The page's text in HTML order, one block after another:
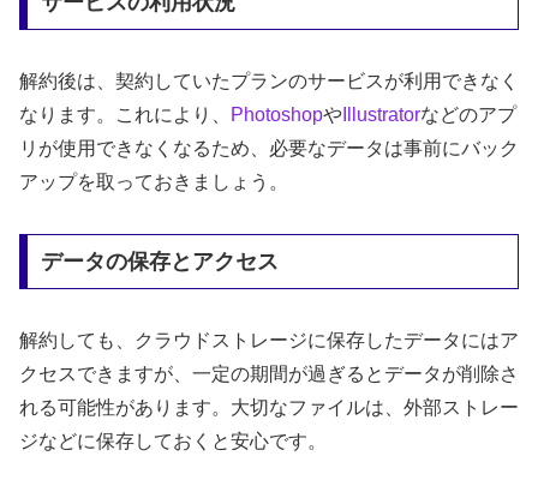
解約後は、契約していたプランのサービスが利用できなく
なります。これにより、
Photoshopや Illustratorなどのアプ
リが使用できなくなるため、必要なデータは事前にバック
アップを取っておきましょう。
データの保存とアクセス
解約しても、クラウドストレージに保存したデータにはア
クセスできますが、一定の期間が過ぎるとデータが削除さ
れる可能性があります。大切なファイルは、外部ストレー
ジなどに保存しておくと安心です。